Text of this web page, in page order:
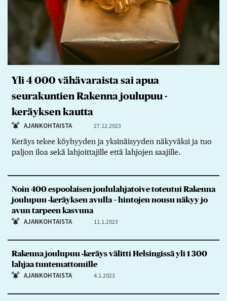
Yli 4 000 vähävaraista sai apua
seurakuntien Rakenna joulupuu -
keräyksen kautta
AJANKOHTAISTA 27.12.2023
Keräys tekee köyhyyden ja yksinäisyyden näkyväksi ja tuo
paljon iloa sekä lahjoittajille että lahjojen saajille.
Noin 400 espoolaisen joululahjatoive toteutui Rakenna
joulupuu -keräyksen avulla – hintojen nousu näkyy jo
avun tarpeen kasvuna
AJANKOHTAISTA 11.1.2023
Rakenna joulupuu -keräys välitti Helsingissä yli 1 300
lahjaa tuntemattomille
AJANKOHTAISTA 4.1.2023